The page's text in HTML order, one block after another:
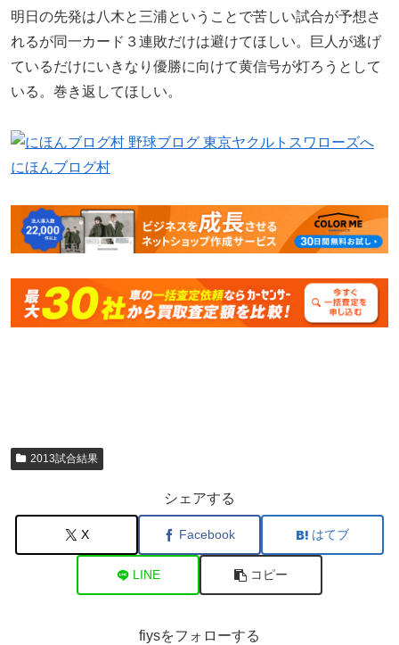
明日の先発は八木と三浦ということで苦しい試合が予想さ
れるが同一カード３連敗だけは避けてほしい。巨人が逃げ
ているだけにいきなり優勝に向けて黄信号が灯ろうとして
いる。巻き返してほしい。
にほんブログ村
2013試合結果
シェアする
X Facebook はてブ
LINE コピー
fiysをフォローする